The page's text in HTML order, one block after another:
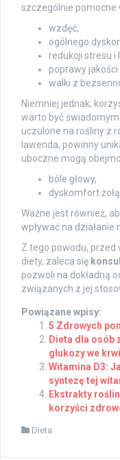
szczególnie pomocne
wzdęć,
ogólnego
redukcji stresu i
poprawy jakości
walki z
Niemniej jednak,
warto być
uczulone na rośliny z
lawenda, powinny
uboczne mogą
bóle głowy,
dyskomfort
Ważne jest również,
wpływać na działanie
Z tego powodu,
diety, zaleca się
pozwoli na dokładną
związanych z jej
Powiązane wpisy:
5 Zdrowych
Dieta dla osób
glukozy we krwi
Witamina D3:
syntezę tej
Ekstrakty
korzyści
Dieta